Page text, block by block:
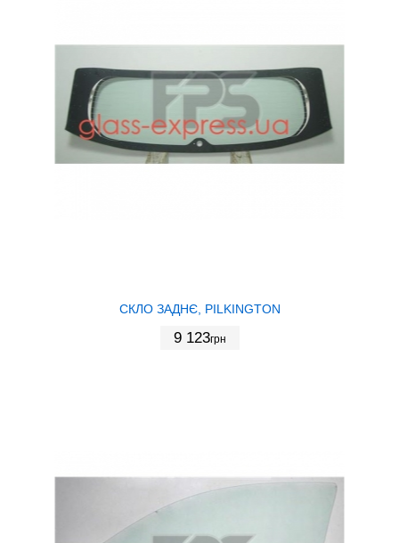
СКЛО ЗАДНЄ, PILKINGTON
9 123грн